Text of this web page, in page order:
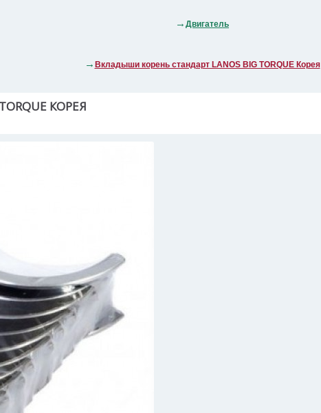
Двигатель
Вкладыши корень стандарт LANOS BIG TORQUE Корея
КОРЕЯ